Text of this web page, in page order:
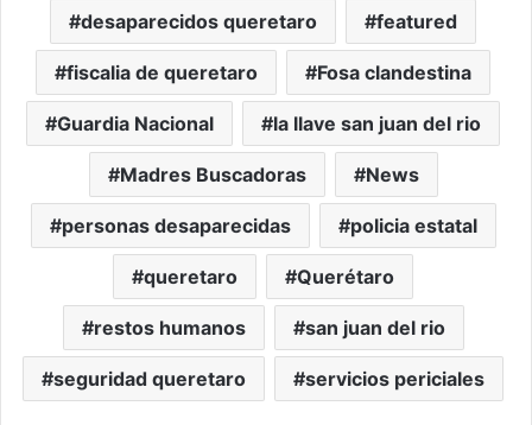
desaparecidos queretaro featured
fiscalia de queretaro Fosa clandestina
Guardia Nacional la llave san juan del rio
Madres Buscadoras News
personas desaparecidas policia estatal
queretaro Querétaro
restos humanos san juan del rio
seguridad queretaro servicios periciales